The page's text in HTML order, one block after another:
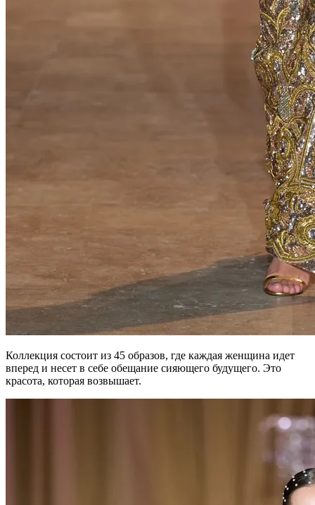
Коллекция состоит из 45 образов, где каждая женщина идет
вперед и несет в себе обещание сияющего будущего. Это
красота, которая возвышает.